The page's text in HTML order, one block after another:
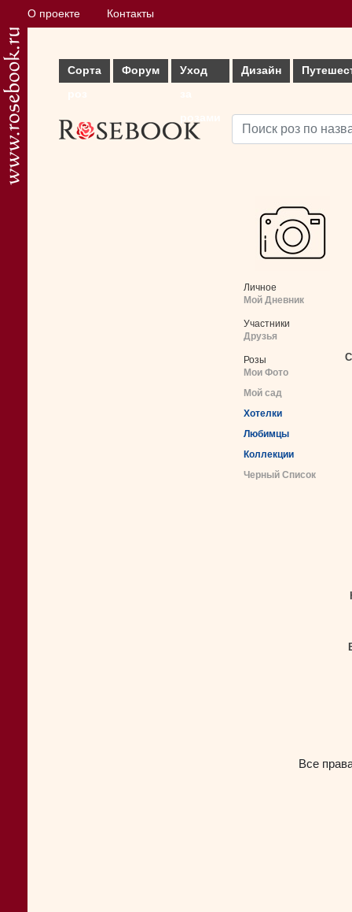
О проекте Контакты
Сорта
Форум
Уход
Дизайн
Личное
Мой Дневник
Участники
Друзья
Розы
Мои Фото
Мой сад
Хотелки
Любимцы
Коллекции
Черный Список
Все